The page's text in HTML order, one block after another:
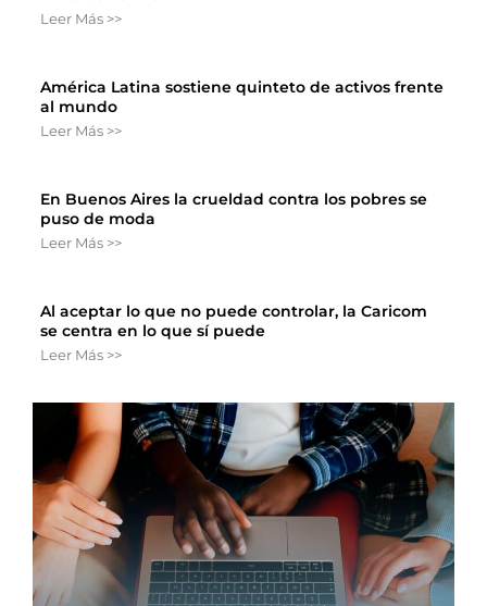
Leer Más >>
América Latina sostiene quinteto de activos frente
al mundo
Leer Más >>
En Buenos Aires la crueldad contra los pobres se
puso de moda
Leer Más >>
Al aceptar lo que no puede controlar, la Caricom
se centra en lo que sí puede
Leer Más >>